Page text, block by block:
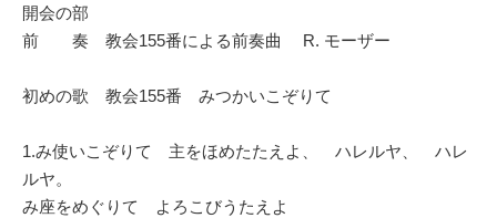
開会の部
前 奏 教会155番による前奏曲 R. モーザー
初めの歌 教会155番 みつかいこぞりて
1.み使いこぞりて 主をほめたたえよ、 ハレルヤ、 ハレ
ルヤ。
み座をめぐりて よろこびうたえよ